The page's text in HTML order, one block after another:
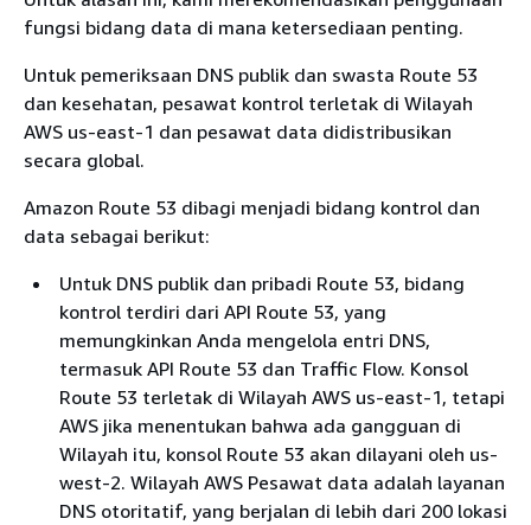
fungsi bidang data di mana ketersediaan penting.
Untuk pemeriksaan DNS publik dan swasta Route 53
dan kesehatan, pesawat kontrol terletak di Wilayah
AWS us-east-1 dan pesawat data didistribusikan
secara global.
Amazon Route 53 dibagi menjadi bidang kontrol dan
data sebagai berikut:
Untuk DNS publik dan pribadi Route 53, bidang
kontrol terdiri dari API Route 53, yang
memungkinkan Anda mengelola entri DNS,
termasuk API Route 53 dan Traffic Flow. Konsol
Route 53 terletak di Wilayah AWS us-east-1, tetapi
AWS jika menentukan bahwa ada gangguan di
Wilayah itu, konsol Route 53 akan dilayani oleh us-
west-2. Wilayah AWS Pesawat data adalah layanan
DNS otoritatif, yang berjalan di lebih dari 200 lokasi